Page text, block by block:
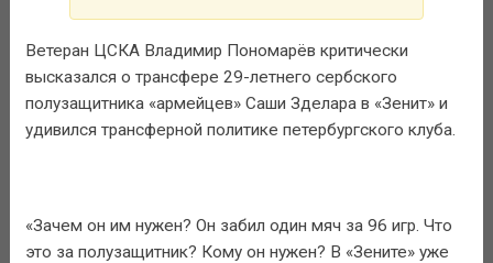
Ветеран ЦСКА Владимир Пономарёв критически
высказался о трансфере 29-летнего сербского
полузащитника «армейцев» Саши Зделара в «Зенит» и
удивился трансферной политике петербургского клуба.
«Зачем он им нужен? Он забил один мяч за 96 игр. Что
это за полузащитник? Кому он нужен? В «Зените» уже